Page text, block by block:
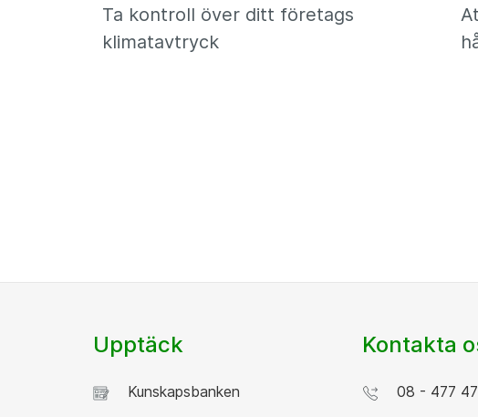
Ta kontroll över ditt företags
klimatavtryck
Upptäck
Kunskapsbanken
Kontakta
08 - 477